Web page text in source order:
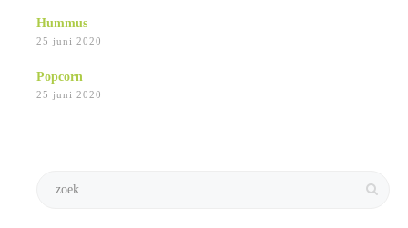
Hummus
25 juni 2020
Popcorn
25 juni 2020